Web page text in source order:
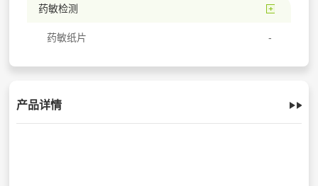
药敏检测
药敏纸片
产品详情